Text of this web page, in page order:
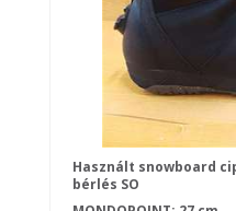
Használt snowboard
bérlés SO